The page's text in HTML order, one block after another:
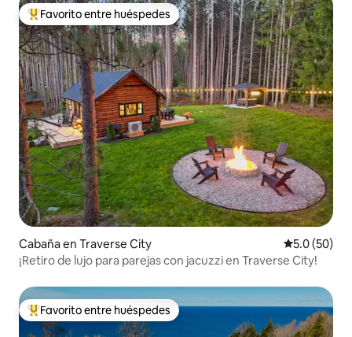
De los mejores en Favorito entre huéspedes
Favorito entre huéspedes
Cabaña en Traverse City Calificación
5.0 (50)
¡Retiro de lujo para parejas con jacuzzi en Traverse City!
De los mejores en Favorito entre huéspedes
Favorito entre huéspedes